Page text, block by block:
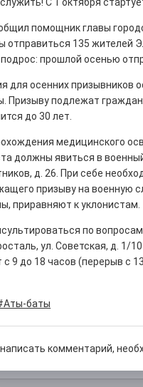
кварталы»
На этой неделе
проект «Районы-
под килем!
Черномор»
помощник главы
отправиться 135 жителей
подрос: прошлой осенью
для осенних призывников
Призыву подлежат
до 30 лет.
медицинского
должны явиться в
д. 26. При себе
призыву на военную
приравняют к уклонистам.
по
ул. Советская, д. 1/
с 9 до 18 часов (перерыв с
баты
комментарий,